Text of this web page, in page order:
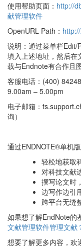
使用帮助页面： http://
献管理软件
OpenURL Path：
说明：通过菜单栏
填入上述地址，然后在
载与Endnote有合作且
客服电话：(400)
9.00am – 5.00pm
电子邮箱：
询）
通过ENDNOTE®单机
轻松地获取
对科技文献
撰写论文时
边写作边引
跨平台无缝
如果想了解EndNote的
文献管理软件管理文献
想要了解更多内容，欢